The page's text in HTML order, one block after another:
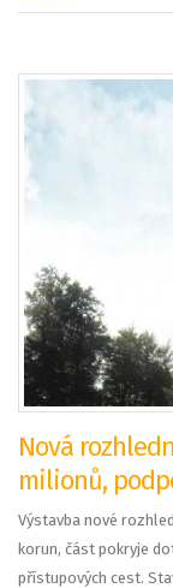
Nová
milionů,
Výstavba nové
korun, část pokryje
přístupových cest.